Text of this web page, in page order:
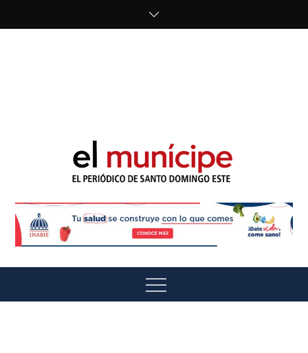
El Munícipe
Menu